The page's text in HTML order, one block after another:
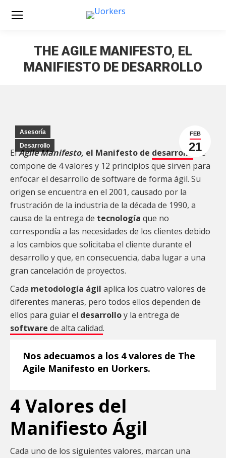
THE AGILE MANIFESTO, EL
MANIFIESTO DE DESARROLLO
FEB
21
Asesoría
Desarrollo
ElAgile Manifesto, el Manifesto de desarrollo, se
compone de 4 valores y 12 principios que sirven para
enfocar el desarrollo de software de forma ágil. Su
origen se encuentra en el 2001, causado por la
frustración de la industria de la década de 1990, a
causa de la entrega de tecnología que no
correspondía a las necesidades de los clientes debido
a los cambios que solicitaba el cliente durante el
desarrollo y que, en consecuencia, daba lugar a una
gran cancelación de proyectos.
Cada metodología ágil aplica los cuatro valores de
diferentes maneras, pero todos ellos dependen de
ellos para guiar el desarrolloy la entrega de
software de alta calidad.
Nos adecuamos a los 4 valores de The
Agile Manifesto en Uorkers.
4 Valores del
Manifiesto Ágil
Cada uno de los siguientes valores, marcan una